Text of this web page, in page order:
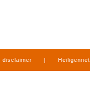
disclaimer | Heiligennet